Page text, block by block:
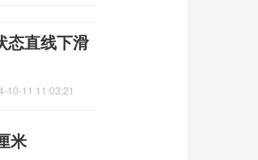
态直线下滑
10-11 11:03:21
米